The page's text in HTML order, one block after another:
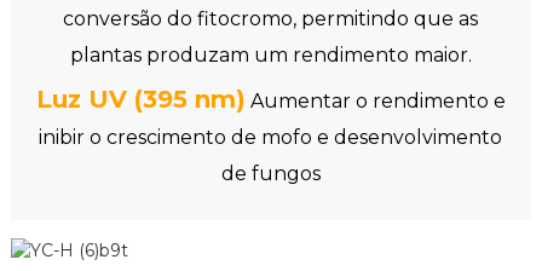
conversão do fitocromo, permitindo que as
plantas produzam um rendimento maior.
Luz UV (395 nm) Aumentar o rendimento e
inibir o crescimento de mofo e desenvolvimento
de fungos